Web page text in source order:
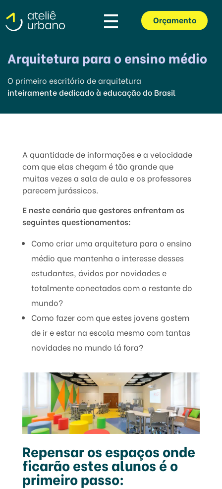
Orçamento
Arquitetura para o ensino médio
O primeiro escritório de arquitetura
inteiramente dedicado à educação do Brasil
A quantidade de informações e a velocidade
com que elas chegam é tão grande que
muitas vezes a sala de aula e os professores
parecem jurássicos.
E neste cenário que gestores enfrentam os
seguintes questionamentos:
Como criar uma arquitetura para o ensino
médio que mantenha o interesse desses
estudantes, ávidos por novidades e
totalmente conectados com o restante do
mundo?
Como fazer com que estes jovens gostem
de ir e estar na escola mesmo com tantas
novidades no mundo lá fora?
Repensar os espaços onde
ficarão estes alunos é o
primeiro passo: